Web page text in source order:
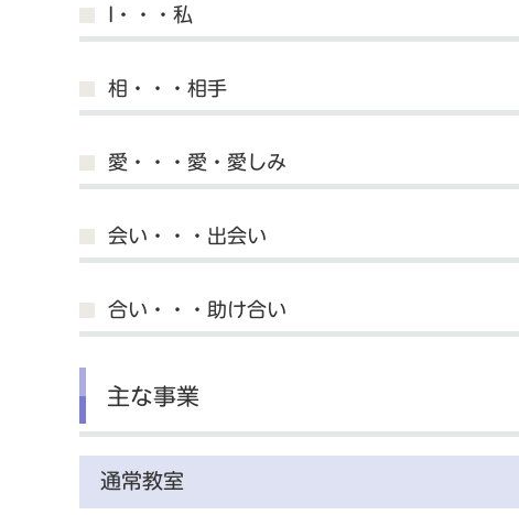
I・・・私
相・・・相手
愛・・・愛・愛しみ
会い・・・出会い
合い・・・助け合い
主な事業
通常教室